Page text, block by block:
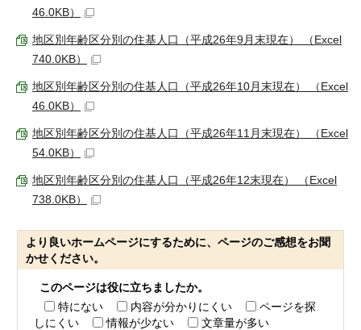
46.0KB）
地区別年齢区分別の住基人口（平成26年9月末現在） （Excel
740.0KB）
地区別年齢区分別の住基人口（平成26年10月末現在） （Excel
46.0KB）
地区別年齢区分別の住基人口（平成26年11月末現在） （Excel
54.0KB）
地区別年齢区分別の住基人口（平成26年12末現在） （Excel
738.0KB）
より良いホームページにするために、ページのご感想をお聞
かせください。
このページは役に立ちましたか。
特にない
内容が分かりにくい
ページを探
しにくい
情報が少ない 文章量が多い